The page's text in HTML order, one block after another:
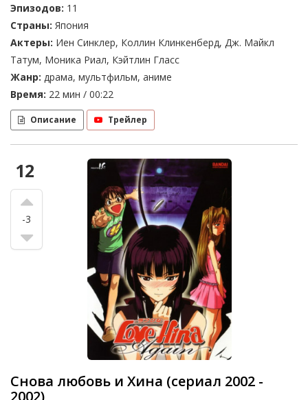
Эпизодов: 11
Страны: Япония
Актеры: Иен Синклер, Коллин Клинкенберд, Дж. Майкл
Татум, Моника Риал, Кэйтлин Гласс
Жанр: драма, мультфильм, аниме
Время: 22 мин / 00:22
Описание Трейлер
12
-3
Снова любовь и Хина (сериал 2002 -